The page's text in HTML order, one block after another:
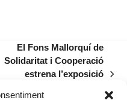
post:
El Fons Mallorquí de
Solidaritat i Cooperació
estrena l’exposició